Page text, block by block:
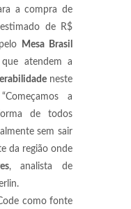
a compra de
de R$
Mesa Brasil
atendem a
neste
a
de todos
sem sair
da região onde
, analista de
como fonte